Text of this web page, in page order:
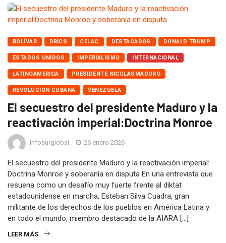
BOLÍVAR BRICS CELAC DESTACADOS DONALD TRUMP
ESTADOS UNIDOS IMPERIALISMO INTERNACIONAL
LATINOAMERICA PRESIDENTE NICOLASMADURO
REVOLUCIÓN CUBANA VENEZUELA
El secuestro del presidente Maduro y la
reactivación imperial:Doctrina Monroe
Infosurglobal 26 enero 2026
El secuestro del presidente Maduro y la reactivación imperial:
Doctrina Monroe y soberanía en disputa En una entrevista que
resuena como un desafío muy fuerte frente al diktat
estadounidense en marcha, Esteban Silva Cuadra, gran
militante de los derechos de los pueblos en América Latina y
en todo el mundo, miembro destacado de la AIARA […]
LEER MÁS